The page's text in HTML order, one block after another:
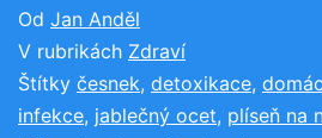
Od Jan Anděl
V rubrikách Zdraví
Štítky česnek, detoxikace,
infekce, jablečný ocet, plíseň na